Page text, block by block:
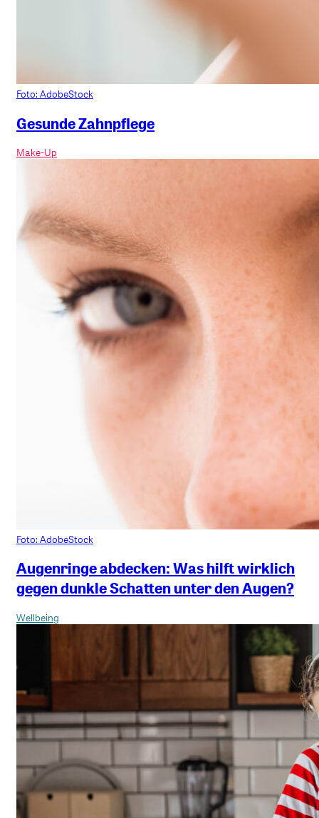
Foto: AdobeStock
Gesunde Zahnpflege
Make-Up
Foto: AdobeStock
Augenringe abdecken: Was hilft wirklich
gegen dunkle Schatten unter den Augen?
Wellbeing